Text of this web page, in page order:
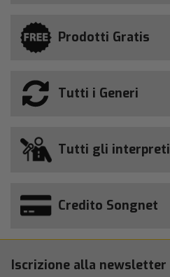
Prodotti Gratis
Tutti i Generi
Tutti gli interpreti
Credito Songnet
Iscrizione alla newsletter